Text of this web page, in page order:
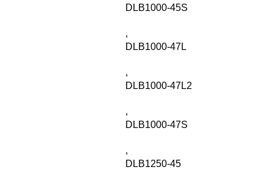
DLB1000-45S
,
DLB1000-47L
,
DLB1000-47L2
,
DLB1000-47S
,
DLB1250-45